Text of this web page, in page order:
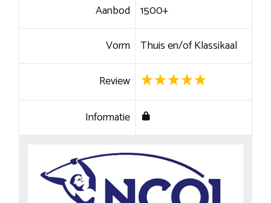
Aanbod 1500+
Vorm Thuis en/of Klassikaal
Review
Informatie